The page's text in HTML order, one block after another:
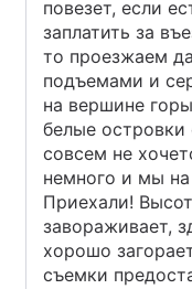
повезет, если
заплатить за
то проезжаем
подъемами и
на вершине
белые островки
совсем не
немного и мы
Приехали!
завораживает,
хорошо
съемки